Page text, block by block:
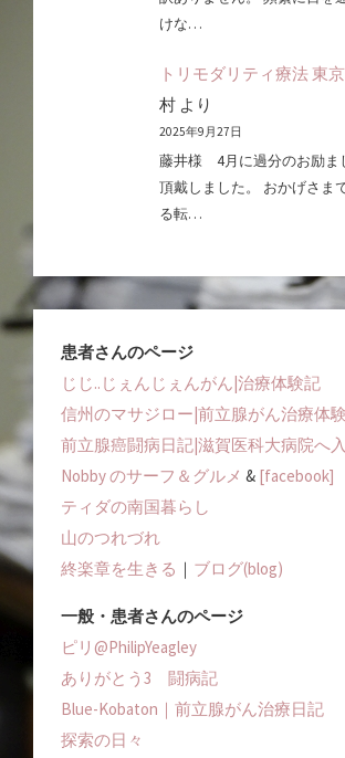
けな…
トリモダリティ療法 東
村より
2025年9月27日
藤井様 4月に過分のお励ま
頂戴しました。 おかげさま
る転…
患者さんのページ
じじ..じぇんじぇんがん|治療体験記
信州のマサジロー|前立腺がん治療体
前立腺癌闘病日記|滋賀医科大病院へ
Nobby のサーフ＆グルメ & [facebook]
ティダの南国暮らし
山のつれづれ
終楽章を生きる ｜ ブログ(blog)
一般・患者さんのページ
ピリ@PhilipYeagley
ありがとう3 闘病記
Blue-Kobaton｜前立腺がん治療日記
探索の日々